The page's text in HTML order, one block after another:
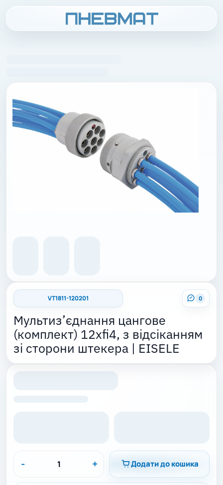
0
VT1811-120201
Мультиз’єднання цангове
(комплект) 12xfi4, з відсіканням
зі сторони штекера | EISELE
- + Додати до кошика